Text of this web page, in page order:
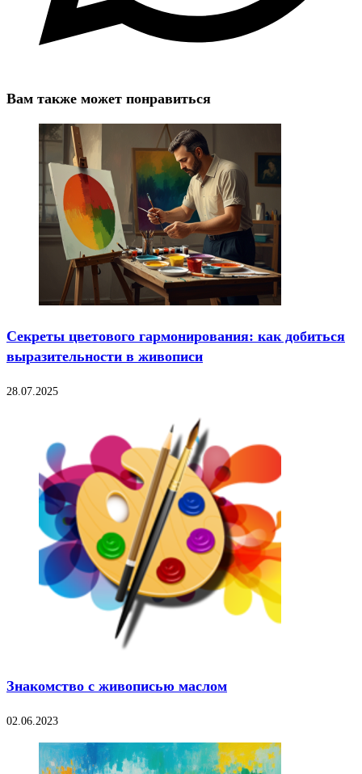
Вам также может понравиться
Секреты цветового гармонирования: как добиться
выразительности в живописи
28.07.2025
Знакомство с живописью маслом
02.06.2023